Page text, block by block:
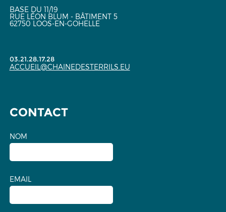
BASE DU 11/19
RUE LÉON BLUM - BÂTIMENT 5
62750 LOOS-EN-GOHELLE
03.21.28.17.28
ACCUEIL@CHAINEDESTERRILS.EU
CONTACT
NOM
EMAIL